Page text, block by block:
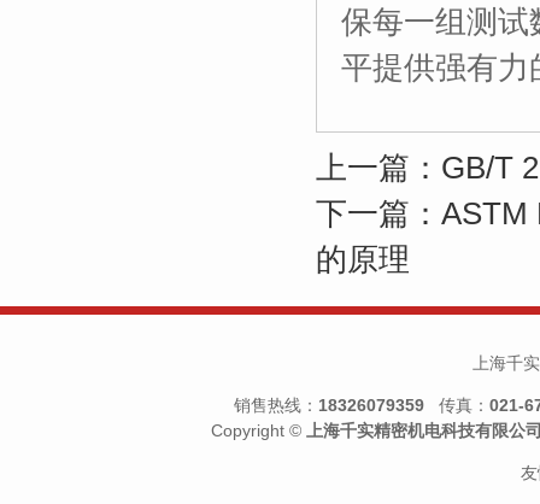
保每一组测试
平提供强有力
上一篇：GB/T
下一篇：ASTM
的原理
上海千
销售热线： 18326079359 传真： 021-
Copyright © 上海千实精密机电科技有限公